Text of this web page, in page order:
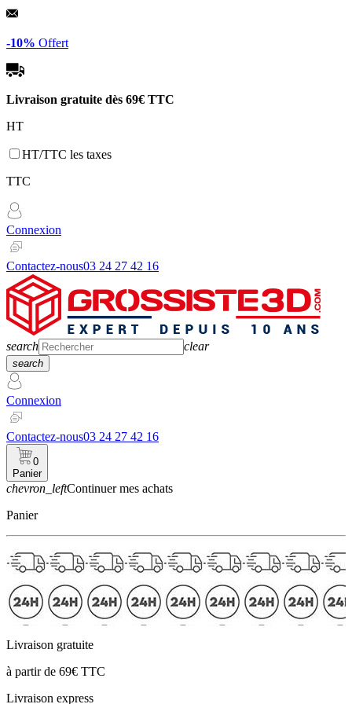
Panneau de gestion des cookies
-10% Offert
Livraison gratuite dès 69€ TTC
HT
HT/TTC les taxes
TTC
Connexion
Contactez-nous03 24 27 42 16
search clear
search
Connexion
Contactez-nous03 24 27 42 16
0
Panier
chevron_leftContinuer mes achats
Panier
Livraison gratuite
à partir de 69€ TTC
Livraison express